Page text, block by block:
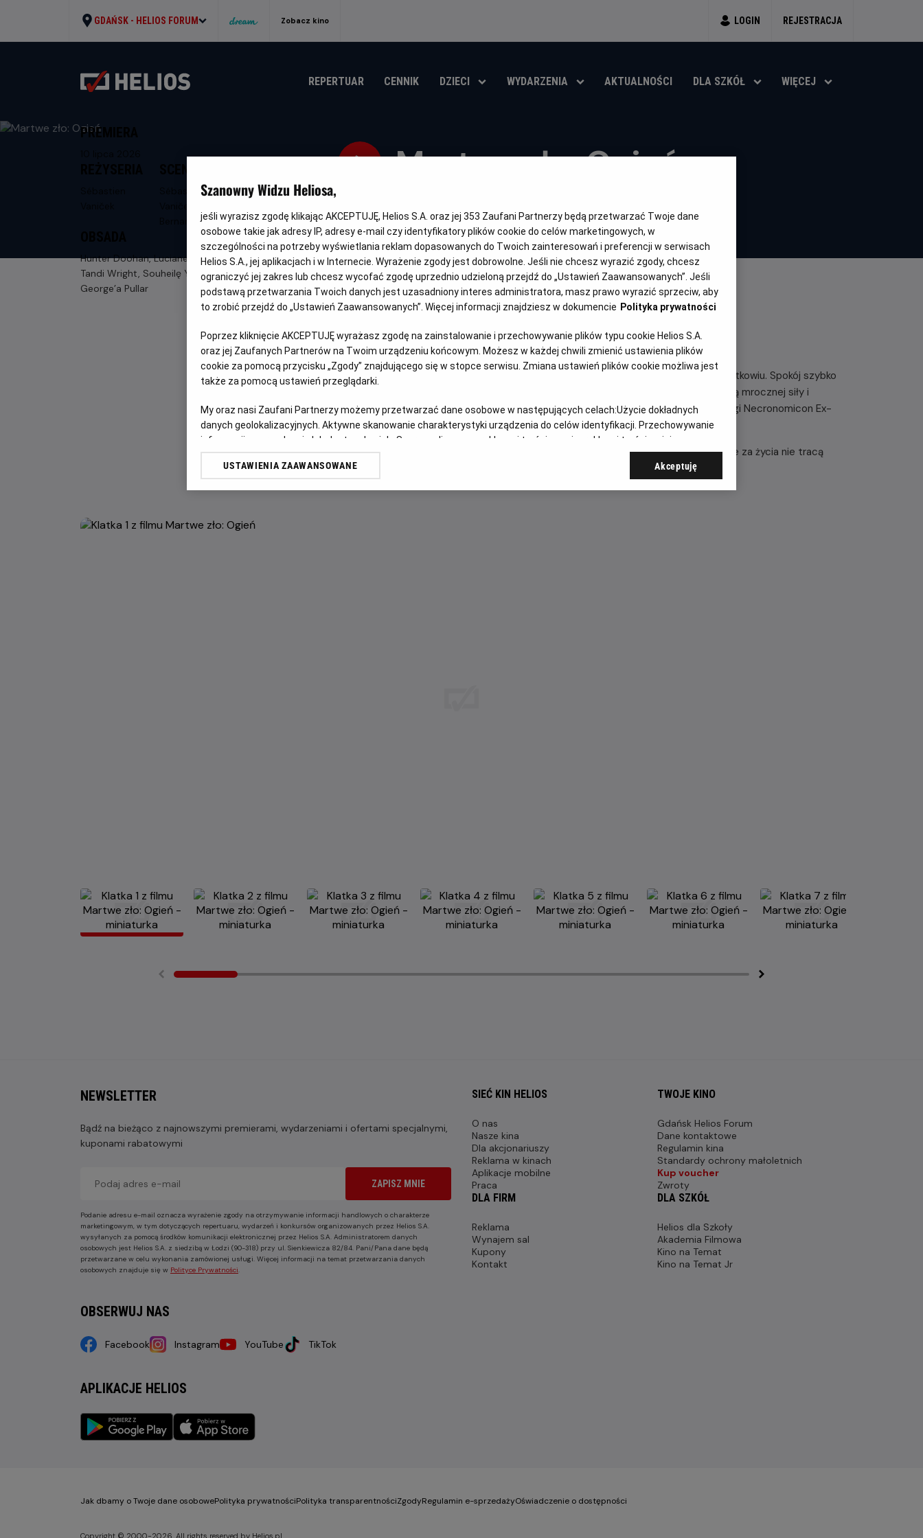
GDAŃSK - HELIOS FORUM Zobacz kino LOGIN REJESTRACJA
REPERTUAR CENNIK DZIECI WYDARZENIA AKTUALNOŚCI DLA SZKÓŁ WIĘCEJ
Martwe zło: Ogień
tytuł
wiek
trwania
i
rok
produkcji
OBSERWUJ
PREMIERA
Sébastien
Hunter Doohan, Luciane Buchanan,
Tandi Wright, Souheilę Yacoub,
George’a Pullar
NAPISY
OPIS FILMU
Po śmierci męża kobieta szuka ukojenia u teściów w ich odosobnionym domu na pustkowiu. Spokój szybko
zamienia się w koszmar, gdy kolejni członkowie rodziny, jeden po drugim, padają ofiarą mrocznej siły i
przemieniają się w Deadites, opętanych przez demoniczne moce przywołane z księgi Necronomicon Ex-
Mortis.
W obliczu narastającego zła kobieta odkrywa przerażającą prawdę: przysięgi złożone za życia nie tracą
mocy nawet po śmierci.
NEWSLETTER
Bądź na bieżąco z najnowszymi premierami, wydarzeniami i ofertami specjalnymi,
kuponami rabatowymi
ZAPISZ MNIE
Podanie adresu e-mail oznacza wyrażenie zgody na otrzymywanie informacji handlowych o charakterze
marketingowym, w tym dotyczących repertuaru, wydarzeń i konkursów organizowanych przez Helios S.A.
wysyłanych za pomocą środków komunikacji elektronicznej przez Helios S.A. Administratorem danych
osobowych jest Helios S.A. z siedzibą w Łodzi (90-318) przy ul. Sienkiewicza 82/84. Pani/Pana dane będą
przetwarzane w celu wykonania zamówionej usługi. Więcej informacji na temat przetwarzania danych
osobowych znajduje się w Polityce Prywatności.
OBSERWUJ NAS
Facebook Instagram YouTube TikTok
APLIKACJE HELIOS
SIEĆ KIN HELIOS
O nas
Nasze kina
Dla akcjonariuszy
Reklama w kinach
Aplikacje mobilne
Praca
TWOJE KINO
Gdańsk Helios Forum
Dane kontaktowe
Regulamin kina
Standardy ochrony małoletnich
Kup voucher
Zwroty
DLA FIRM
Reklama
Wynajem sal
Kupony
Kontakt
DLA SZKÓŁ
Helios dla Szkoły
Akademia Filmowa
Kino na Temat
Kino na Temat Jr
Jak dbamy o Twoje dane osobowePolityka prywatnościPolityka transparentnościZgodyRegulamin e-sprzedażyOświadczenie o dostępności
Szanowny Widzu Heliosa,
jeśli wyrazisz zgodę klikając AKCEPTUJĘ, Helios S.A. oraz jej 353 Zaufani Partnerzy będą przetwarzać Twoje dane
osobowe takie jak adresy IP, adresy e-mail czy identyfikatory plików cookie do celów marketingowych, w
szczególności na potrzeby wyświetlania reklam dopasowanych do Twoich zainteresowań i preferencji w serwisach
Helios S.A., jej aplikacjach i w Internecie. Wyrażenie zgody jest dobrowolne. Jeśli nie chcesz wyrazić zgody, chcesz
ograniczyć jej zakres lub chcesz wycofać zgodę uprzednio udzieloną przejdź do „Ustawień Zaawansowanych”. Jeśli
podstawą przetwarzania Twoich danych jest uzasadniony interes administratora, masz prawo wyrazić sprzeciw, aby
to zrobić przejdź do „Ustawień Zaawansowanych”. Więcej informacji znajdziesz w dokumencie Polityka prywatności
Poprzez kliknięcie AKCEPTUJĘ wyrażasz zgodę na zainstalowanie i przechowywanie plików typu cookie Helios S.A.
oraz jej Zaufanych Partnerów na Twoim urządzeniu końcowym. Możesz w każdej chwili zmienić ustawienia plików
cookie za pomocą przycisku „Zgody” znajdującego się w stopce serwisu. Zmiana ustawień plików cookie możliwa jest
także za pomocą ustawień przeglądarki.
My oraz nasi Zaufani Partnerzy możemy przetwarzać dane osobowe w następujących celach:Użycie dokładnych
danych geolokalizacyjnych. Aktywne skanowanie charakterystyki urządzenia do celów identyfikacji. Przechowywanie
informacji na urządzeniu lub dostęp do nich. Spersonalizowane reklamy i treści, pomiar reklam i treści, opinie
odbiorców i ulepszanie usług.
USTAWIENIA ZAAWANSOWANE Akceptuję